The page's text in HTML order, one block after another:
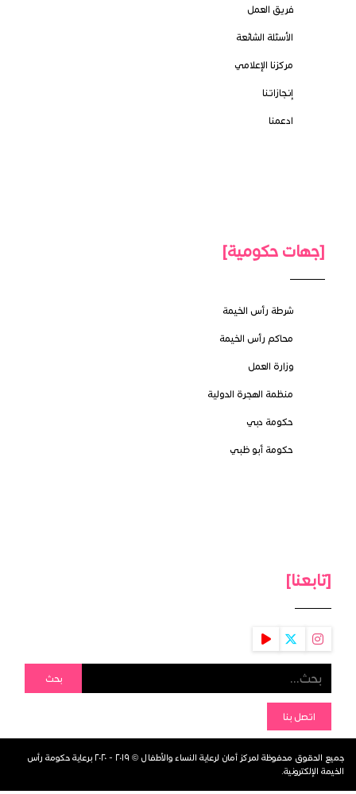
فريق العمل
الأسئلة الشائعة
مركزنا الإعلامي
إنجازاتنا
ادعمنا
[جهات حكومية]
شرطة رأس الخيمة
محاكم رأس الخيمة
وزارة العمل
منظمة الهجرة الدولية
حكومة دبي
حكومة أبو ظبي
[تابعنا]
بحث
اتصل بنا
جميع الحقوق محفوظة لمركز أمان لرعاية النساء والأطفال © ٢٠١٩ - ٢٠٢٠ برعاية حكومة رأس
الخيمة الإلكترونية.